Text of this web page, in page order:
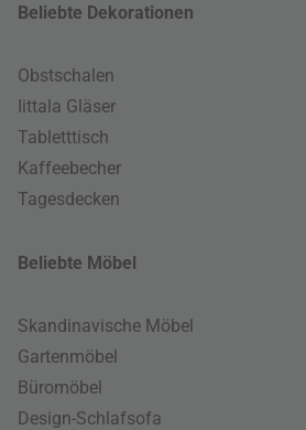
Beliebte Dekorationen
Obstschalen
Iittala Gläser
Tabletttisch
Kaffeebecher
Tagesdecken
Beliebte Möbel
Skandinavische Möbel
Gartenmöbel
Büromöbel
Design-Schlafsofa